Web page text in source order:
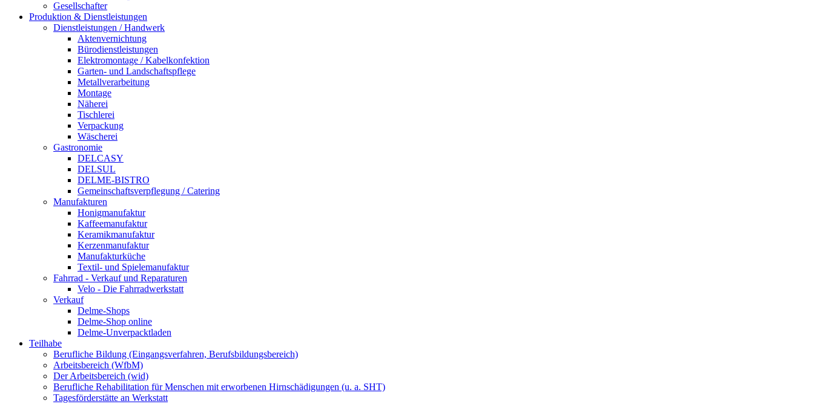
Gesellschafter
Produktion & Dienstleistungen
Dienstleistungen / Handwerk
Aktenvernichtung
Bürodienstleistungen
Elektromontage / Kabelkonfektion
Garten- und Landschaftspflege
Metallverarbeitung
Montage
Näherei
Tischlerei
Verpackung
Wäscherei
Gastronomie
DELCASY
DELSUL
DELME-BISTRO
Gemeinschaftsverpflegung / Catering
Manufakturen
Honigmanufaktur
Kaffeemanufaktur
Keramikmanufaktur
Kerzenmanufaktur
Manufakturküche
Textil- und Spielemanufaktur
Fahrrad - Verkauf und Reparaturen
Velo - Die Fahrradwerkstatt
Verkauf
Delme-Shops
Delme-Shop online
Delme-Unverpacktladen
Teilhabe
Berufliche Bildung (Eingangsverfahren, Berufsbildungsbereich)
Arbeitsbereich (WfbM)
Der Arbeitsbereich (wid)
Berufliche Rehabilitation für Menschen mit erworbenen Hirnschädigungen (u. a. SHT)
Tagesförderstätte an Werkstatt